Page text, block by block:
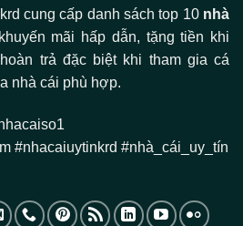
cung cấp danh sách top 10 nhà
mãi hấp dẫn, tặng tiền khi
trả đặc biệt khi tham gia cá
nhà cái phù hợp.
#nhacaiuytinkrd #nhà_cái_uy_tín